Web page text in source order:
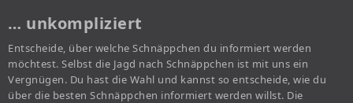
… unkompliziert
Entscheide, über welche Schnäppchen du informiert werden
möchtest. Selbst die Jagd nach Schnäppchen ist mit uns ein
Vergnügen. Du hast die Wahl und kannst so entscheide, wie du
über die besten Schnäppchen informiert werden willst. Die